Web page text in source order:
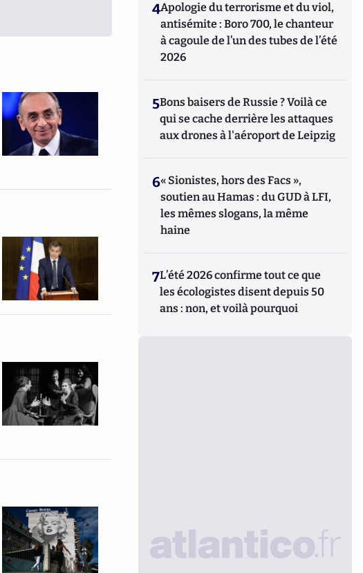
4Apologie du terrorisme et du viol,
antisémite : Boro 700, le chanteur
à cagoule de l’un des tubes de l’été
2026
5Bons baisers de Russie ? Voilà ce
qui se cache derrière les attaques
aux drones à l'aéroport de Leipzig
6« Sionistes, hors des Facs »,
soutien au Hamas : du GUD à LFI,
les mêmes slogans, la même
haine
7L’été 2026 confirme tout ce que
les écologistes disent depuis 50
ans : non, et voilà pourquoi